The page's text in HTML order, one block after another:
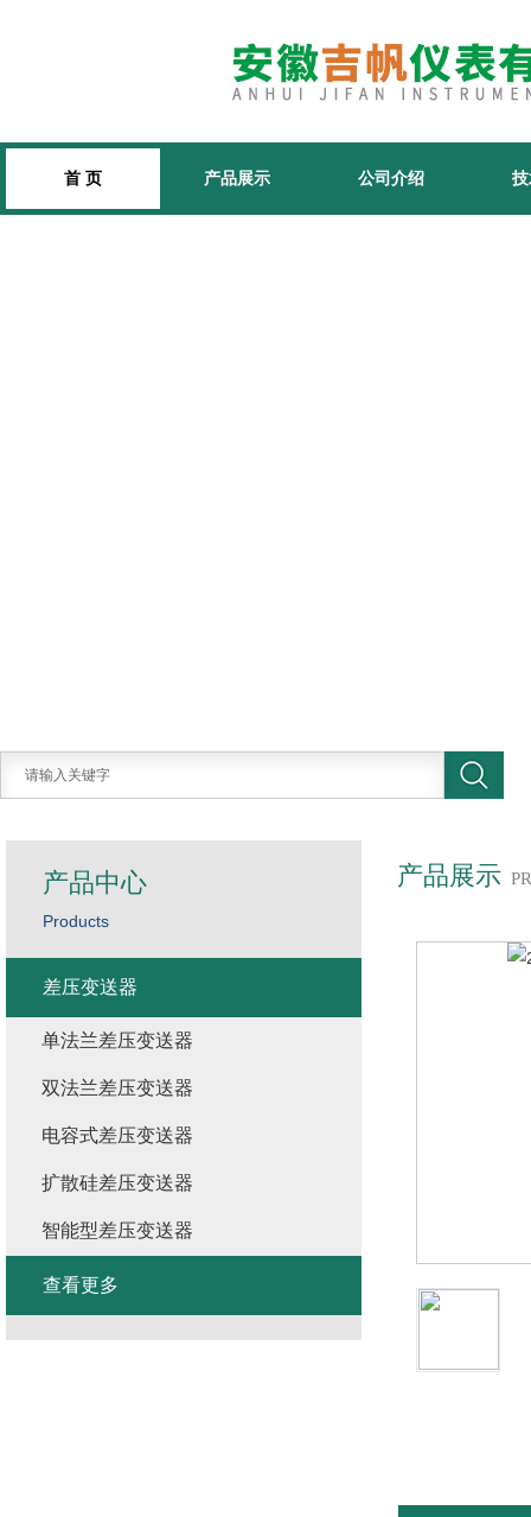
首 页 产品展示 公司介绍
产品展示
产品中心
Products
差压变送器
单法兰差压变送器
双法兰差压变送器
电容式差压变送器
扩散硅差压变送器
智能型差压变送器
查看更多